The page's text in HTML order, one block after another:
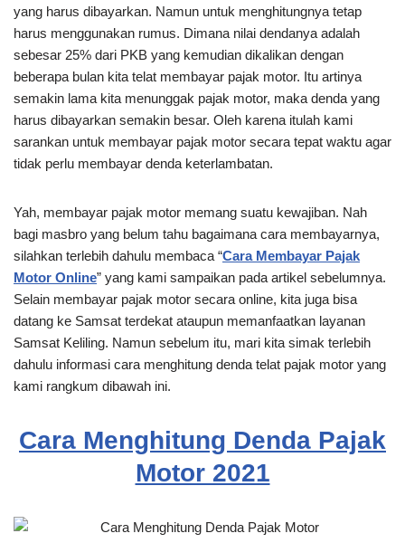
yang harus dibayarkan. Namun untuk menghitungnya tetap
harus menggunakan rumus. Dimana nilai dendanya adalah
sebesar 25% dari PKB yang kemudian dikalikan dengan
beberapa bulan kita telat membayar pajak motor. Itu artinya
semakin lama kita menunggak pajak motor, maka denda yang
harus dibayarkan semakin besar. Oleh karena itulah kami
sarankan untuk membayar pajak motor secara tepat waktu agar
tidak perlu membayar denda keterlambatan.
Yah, membayar pajak motor memang suatu kewajiban. Nah
bagi masbro yang belum tahu bagaimana cara membayarnya,
silahkan terlebih dahulu membaca “Cara Membayar Pajak
Motor Online” yang kami sampaikan pada artikel sebelumnya.
Selain membayar pajak motor secara online, kita juga bisa
datang ke Samsat terdekat ataupun memanfaatkan layanan
Samsat Keliling. Namun sebelum itu, mari kita simak terlebih
dahulu informasi cara menghitung denda telat pajak motor yang
kami rangkum dibawah ini.
Cara Menghitung Denda Pajak
Motor 2021